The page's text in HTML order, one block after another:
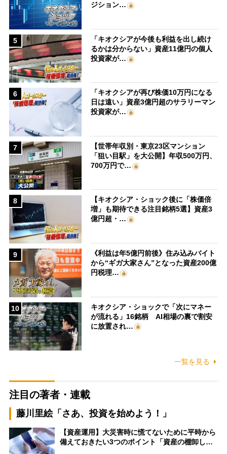
ジション…
5
「キオクシアが今後も利益を出し続け
るかは分からない」資産11億円の個人
投資家が…
6
「キオクシアが再び株価10万円になる
日は遠い」資産3億円超のサラリーマン
投資家が…
7
【世帯年収別・東京23区マンション
「狙い目駅」を大公開】年収500万円、
700万円で…
8
【キオクシア・ショック後に「株価倍
増」も期待できる注目銘柄5選】資産3
億円超・…
9
《利益は年5億円前後》住み込みバイト
から“ギガ大家さん”となった資産200億
円税理…
10
キオクシア・ショックで「次にマネー
が流れる」16銘柄 AI相場の裏で割安
に放置され…
一覧を見る
注目の著者・連載
藤川里絵「さあ、投資を始めよう！」
【資産運用】大災害時に慌てないために平時から
備えておきたい3つのポイント「資産の棚卸し…